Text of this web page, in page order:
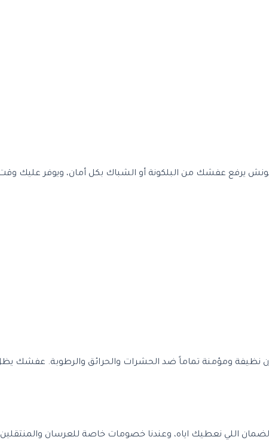
يرفع عفشك من البلكونة أو الشباك بكل أمان، ويوفر عليك وقت
اللي نعطيك اياه، وعندنا خصومات خاصة للعرسان والمنتقلين